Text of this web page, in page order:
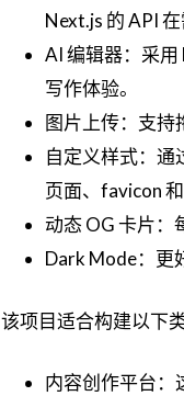
Next.js 的 API
AI 编辑器：采
写作体验。
图片上传：支持
自定义样式：通
页面、favicon
动态 OG 卡片：
Dark Mode：更
该项目适合构建以下
内容创作平台：